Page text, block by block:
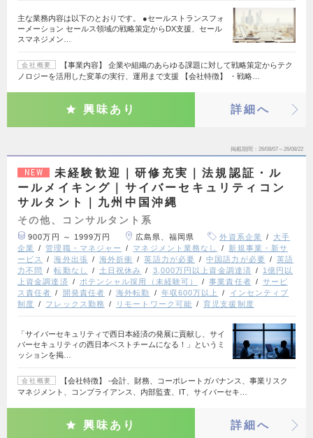
主な業務内容は以下のとおりです。 ●セールストランスフォ
ーメーション セールス領域の戦略策定からDX支援、セール
スマネジメン…
会社概要
【事業内容】 企業や組織のあらゆる課題に対して戦略策定からテク
ノロジーを活用した変革の実行、運用まで支援 【会社特徴】 ・戦略…
興味あり 詳細へ
掲載期間 26/08/07～26/08/22
NEW
未経験歓迎｜研修充実｜法規認証・ル
ールメイキング｜サイバーセキュリティコン
サルタント｜九州中国沖縄
その他、コンサルタント系
900万円 ～ 1999万円 広島県、福岡県 外資系企業
大手
企業
管理職・マネジャー マネジメント業務なし
新規事業・新サ
ービス
海外出張 海外折衝 英語力が必要 中国語力が必要
英語
力不問
転勤なし 土日祝休み 3,000万円以上資金調達済
1億円以
上資金調達済
ポテンシャル採用（未経験可） 事業責任者
サービ
ス責任者
開発責任者 海外転勤 年収600万以上
インセンティブ
制度
フレックス勤務 リモートワーク可能 育児支援制度
「サイバーセキュリティで西日本経済の発展に貢献し、サイ
バーセキュリティの西日本ベストチームになる！」というミ
ッションを掲…
会社概要
【会社特徴】 ‐会計、財務、コーポレートガバナンス、事業リスク
マネジメント、コンプライアンス、内部監査、IT、サイバーセキ…
興味あり 詳細へ